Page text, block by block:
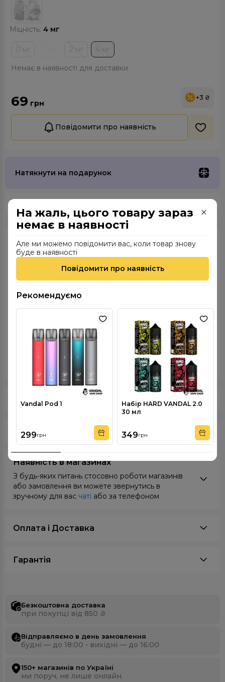
На жаль, цього товару зараз
немає в наявності
Але ми можемо повідомити вас, коли товар знову
буде в наявності
Повідомити про наявність
Рекомендуємо
Vandal Pod 1
299грн
Набір HARD VANDAL 2.0
30 мл
349грн
Міцність: 4 мг
Немає в наявності для доставки
69 грн
+3 ₴
Повідомити про наявність
Натякнути на подарунок
Характеристики
Вид нікотину
Органічний
Країна виробника
Міцність нікотину
4 мг
Apple Suspicious
Відгуки
Наявність в магазинах
З будь-яких питань стосовно роботи магазинів
або замовлення ви можете звернутись в
зручному для вас чаті або за телефоном
Оплата i Доставка
Гарантія
Безкоштовна доставка
при покупці від 850 ₴
Відправляємо в день замовлення
будні — до 18:00 • вихідні — до 16:00
150+ магазинів по Україні
ми поруч, не лише онлайн